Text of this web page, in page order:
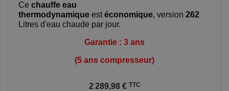
Ce chauffe eau
thermodynamique estéconomique, version 262
Litres d'eau chaude par jour.
Garantie : 3 ans
(5 ans compresseur)
2 289,98 € TTC